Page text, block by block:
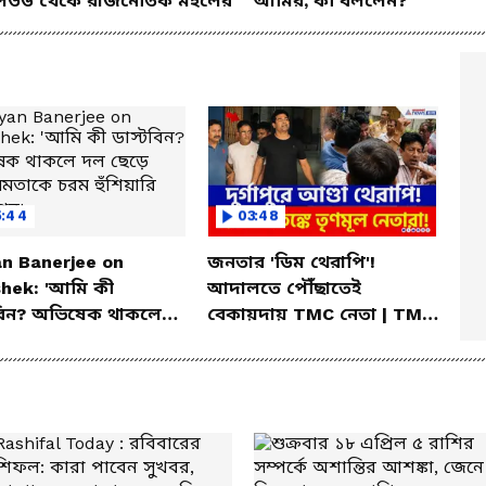
Banerjee on
'আমি কী
অভিষেক থাকলে
কল্যাণের!
03:48
জনতার 'ডিম থেরাপি'!
আদালতে পৌঁছাতেই
বেকায়দায় TMC নেতা | TMC
Protest